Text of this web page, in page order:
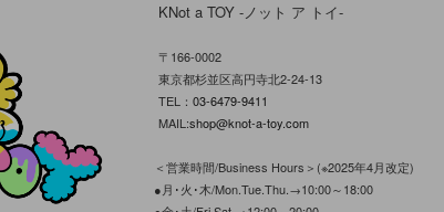
KNot a TOY -ノット ア トイ-
〒166-0002
東京都杉並区高円寺北2-24-13
TEL：03-6479-9411
MAIL:shop@knot-a-toy.com
＜営業時間/Business Hours＞(※2025年4月改定)
●月･火･木/Mon.Tue.Thu.→10:00～18:00